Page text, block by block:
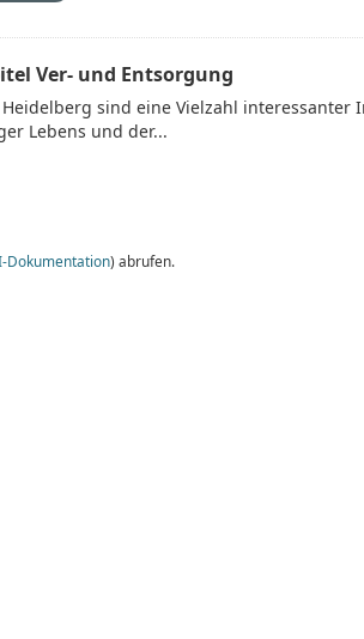
Ver- und Entsorgung
sind eine Vielzahl interessanter
Lebens und der...
Dokumentation) abrufen.